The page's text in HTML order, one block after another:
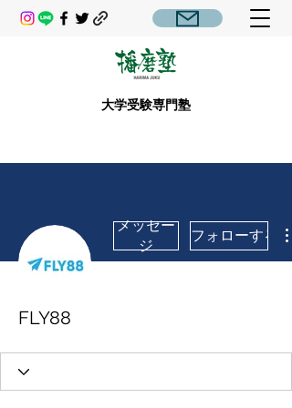
大学受験専門塾
メッセー
ジ
フォローする
FLY88